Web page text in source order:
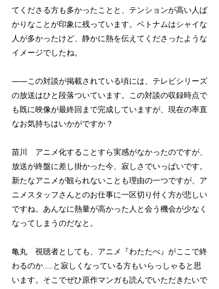
てくださる方も多かったことと、テンションが高い人ば
かりなことが印象に残っています。ベトナムはシャイな
人が多かったけど、静かに熱を伝えてくださったような
イメージでしたね。
――この対談が掲載されている頃には、テレビシリーズ
の放送はひと段落ついています。この対談の収録時点で
も既に映像が最終回まで完成していますが、現在の率直
なお気持ちはいかがですか？
苗川 アニメ化することすら実感がなかったのですが、
放送が終盤に差し掛かった今、寂しさでいっぱいです。
新たなアニメが観られないことも理由の一つですが、ア
ニメスタッフさんとのお仕事に一区切り付く方が悲しい
ですね。あんなに熱量が高かった人と会う機会が少なく
なってしまうのだなと。
亀丸 視聴者としても、アニメ『わたたべ』がここで終
わるのか……と寂しくなっている方もいらっしゃると思
います。そこでぜひ原作マンガも読んでいただきたいで